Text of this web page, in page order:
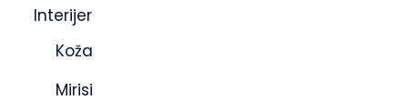
Interijer
Koža
Mirisi